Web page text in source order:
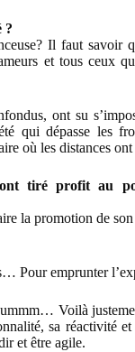
?
Il faut
et tous ceux
ont su
qui dépasse les
où les distances
ont tiré profit au
la promotion de
Pour emprunter
Voilà
sa réactivité
et être agile.